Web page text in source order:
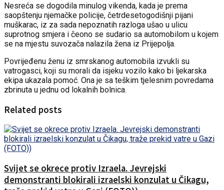
Nesreća se dogodila minulog vikenda, kada je prema
saopštenju njemačke policije, četrdesetogodišnji pijani
muškarac, iz za sada nepoznatih razloga ušao u ulicu
suprotnog smjera i čeono se sudario sa automobilom u kojem
se na mjestu suvozača nalazila žena iz Prijepolja.
Povrijeđenu ženu iz smrskanog automobila izvukli su
vatrogasci, koji su morali da isjeku vozilo kako bi ljekarska
ekipa ukazala pomoć. Ona je sa teškim tjelesnim povredama
zbrinuta u jednu od lokalnih bolnica.
Related posts
Svijet se okrece protiv Izraela. Jevrejski
demonstranti blokirali izraelski konzulat u Čikagu,